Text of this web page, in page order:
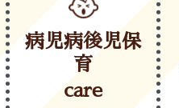
病児病後児保
育
care